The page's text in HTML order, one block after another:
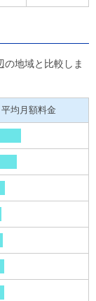
地域と比較しま
平均月額料金